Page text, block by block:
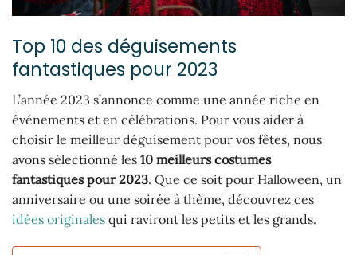
Top 10 des déguisements
fantastiques pour 2023
L’année 2023 s’annonce comme une année riche en
événements et en célébrations. Pour vous aider à
choisir le meilleur déguisement pour vos fêtes, nous
avons sélectionné les 10 meilleurs costumes
fantastiques pour 2023. Que ce soit pour Halloween, un
anniversaire ou une soirée à thème, découvrez ces
idées originales qui raviront les petits et les grands.